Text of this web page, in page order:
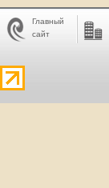
Главный
сайт